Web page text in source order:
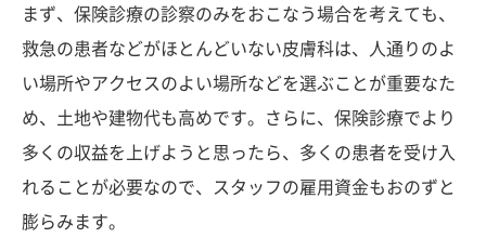
まず、保険診療の診察のみをおこなう場合を考えても、
救急の患者などがほとんどいない皮膚科は、人通りのよ
い場所やアクセスのよい場所などを選ぶことが重要なた
め、土地や建物代も高めです。さらに、保険診療でより
多くの収益を上げようと思ったら、多くの患者を受け入
れることが必要なので、スタッフの雇用資金もおのずと
膨らみます。